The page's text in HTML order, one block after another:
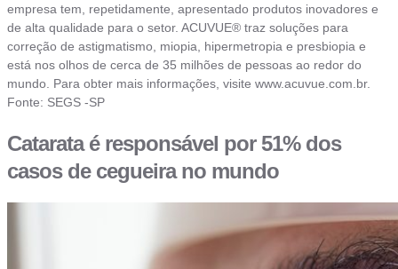
empresa tem, repetidamente, apresentado produtos inovadores e
de alta qualidade para o setor. ACUVUE® traz soluções para
correção de astigmatismo, miopia, hipermetropia e presbiopia e
está nos olhos de cerca de 35 milhões de pessoas ao redor do
mundo. Para obter mais informações, visite www.acuvue.com.br.
Fonte: SEGS -SP
Catarata é responsável por 51% dos
casos de cegueira no mundo